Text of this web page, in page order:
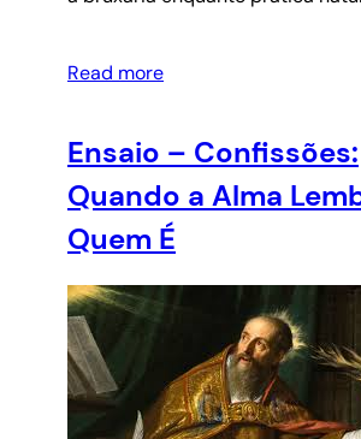
Read more
Ensaio – Confissões:
Quando a Alma
Quem É